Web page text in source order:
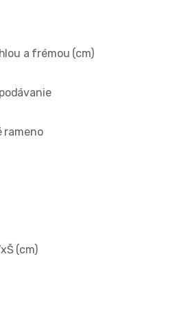
a frémou (cm)
rameno
(cm)